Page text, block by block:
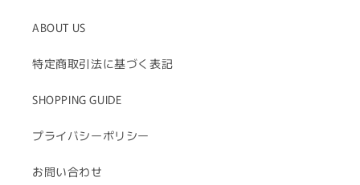
ABOUT US
特定商取引法に基づく表記
SHOPPING GUIDE
プライバシーポリシー
お問い合わせ